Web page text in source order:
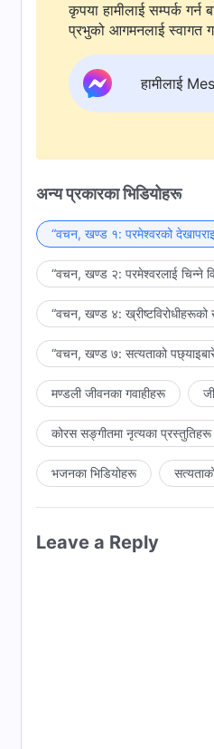
कृपया हामीलाई सम्पर्क गर्न बटन
प्रभुको आगमनलाई स्वागत
हामीलाई
अन्य प्रकारका भिडियोहरू
“वचन, खण्ड १: परमेश्‍वरको
“वचन, खण्ड २: परमेश्‍वरलाई चिन्‍ने
“वचन, खण्ड ४: ख्रीष्टविरोधीहरूको
“वचन, खण्ड ७: सत्यताको
मण्डली जीवनका गवाहीहरू
कोरस सङ्गीतमा नृत्यका प्रस्तुतिहरू
भजनका भिडियोहरू
Leave a Reply